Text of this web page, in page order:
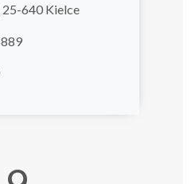
25-640 Kielce